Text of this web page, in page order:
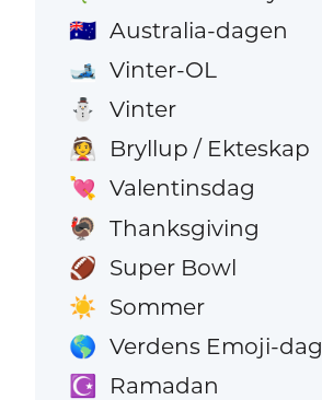
🇦🇺 Australia-dagen
🎿 Vinter-OL
⛄ Vinter
👰 Bryllup / Ekteskap
💘 Valentinsdag
🦃 Thanksgiving
🏈 Super Bowl
☀️ Sommer
🌎 Verdens Emoji-dag
☪️ Ramadan